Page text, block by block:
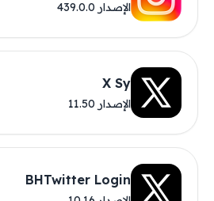
الإصدار 439.0.0
X Sy
الإصدار 11.50
BHTwitter Login